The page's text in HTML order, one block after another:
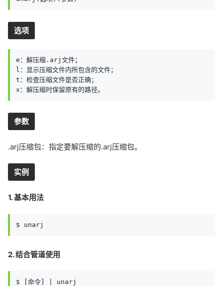
选项
e：解压缩.arj文件；
l：显示压缩文件内所包含的文件；
t：检查压缩文件是否正确；
x：解压缩时保留原有的路径。
参数
.arj压缩包：指定要解压缩的.arj压缩包。
实例
1. 基本用法
$ unarj
2. 结合管道使用
$ [命令] | unarj